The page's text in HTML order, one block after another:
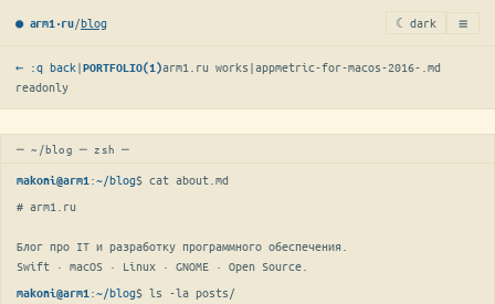
● arm1·ru/blog ☾ dark ≡
← :q back|PORTFOLIO(1)arm1.ru works |appmetric-for-macos-2016-.md
readonly
─ ~/blog ─ zsh ─
makoni@arm1 :~/blog$ cat about.md
# arm1.ru
Блог про IT и разработку программного обеспечения.
Swift · macOS · Linux · GNOME · Open Source.
makoni@arm1 :~/blog$ ls -la posts/